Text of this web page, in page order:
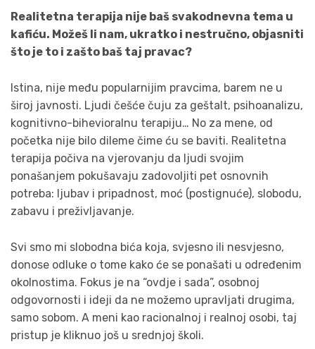
Realitetna terapija nije baš svakodnevna tema u
kafiću. Možeš li nam, ukratko i nestručno, objasniti
što je to i zašto baš taj pravac?
Istina, nije među popularnijim pravcima, barem ne u
široj javnosti. Ljudi češće čuju za geštalt, psihoanalizu,
kognitivno-bihevioralnu terapiju… No za mene, od
početka nije bilo dileme čime ću se baviti. Realitetna
terapija počiva na vjerovanju da ljudi svojim
ponašanjem pokušavaju zadovoljiti pet osnovnih
potreba: ljubav i pripadnost, moć (postignuće), slobodu,
zabavu i preživljavanje.
Svi smo mi slobodna bića koja, svjesno ili nesvjesno,
donose odluke o tome kako će se ponašati u određenim
okolnostima. Fokus je na “ovdje i sada”, osobnoj
odgovornosti i ideji da ne možemo upravljati drugima,
samo sobom. A meni kao racionalnoj i realnoj osobi, taj
pristup je kliknuo još u srednjoj školi.